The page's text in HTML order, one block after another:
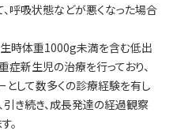
呼吸状態などが悪くなった場合
時体重1000g未満を含む低出
新生児の治療を行っており、
して数多くの診療経験を有し
引き続き、成長発達の経過観察
。